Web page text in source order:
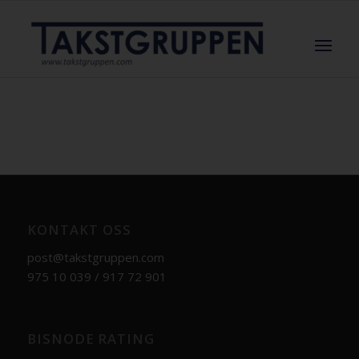
post@takstgruppen.com
975 10 039 / 917 72 901